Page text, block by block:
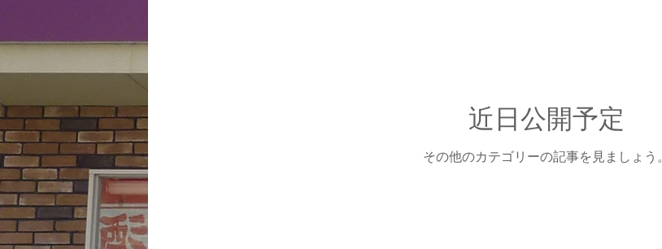
近日公開予定
その他のカテゴリーの記事を見ましょう。